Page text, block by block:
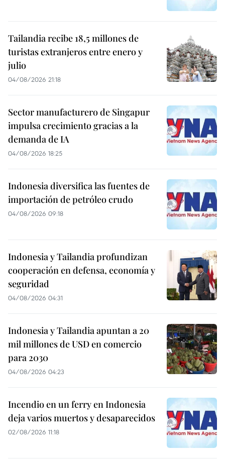
Tailandia recibe 18,5 millones de
turistas extranjeros entre enero y
julio
04/08/2026 21:18
Sector manufacturero de Singapur
impulsa crecimiento gracias a la
demanda de IA
04/08/2026 18:25
Indonesia diversifica las fuentes de
importación de petróleo crudo
04/08/2026 09:18
Indonesia y Tailandia profundizan
cooperación en defensa, economía y
seguridad
04/08/2026 04:31
Indonesia y Tailandia apuntan a 20
mil millones de USD en comercio
para 2030
04/08/2026 04:23
Incendio en un ferry en Indonesia
deja varios muertos y desaparecidos
02/08/2026 11:18